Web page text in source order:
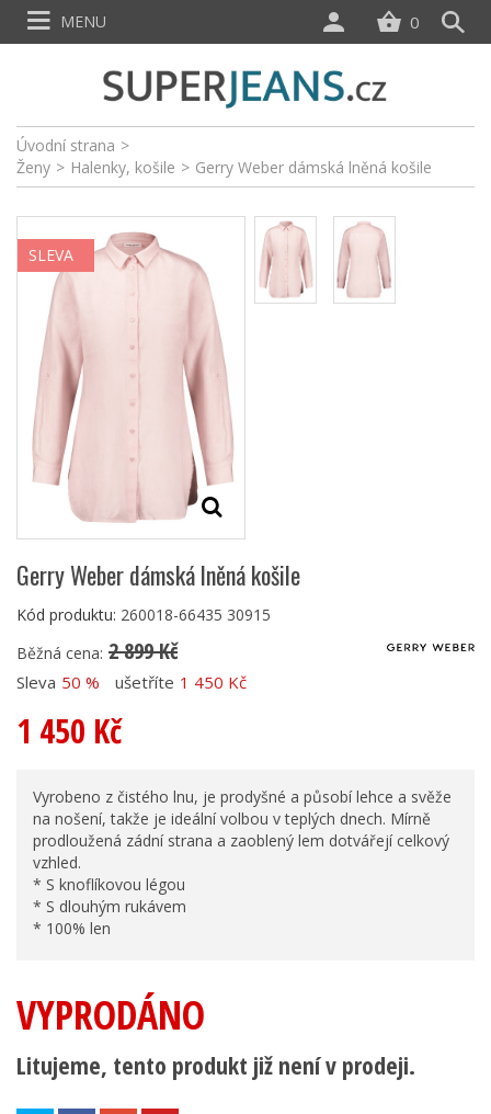
Úvodní strana >
Ženy > Halenky, košile > Gerry Weber dámská lněná košile
SLEVA
Gerry Weber dámská lněná košile
Kód produktu: 260018-66435 30915
Běžná cena: 2 899 Kč
Sleva 50 % ušetříte 1 450 Kč
1 450 Kč
Vyrobeno z čistého lnu, je prodyšné a působí lehce a svěže
na nošení, takže je ideální volbou v teplých dnech. Mírně
prodloužená zádní strana a zaoblený lem dotvářejí celkový
vzhled.
* S knoflíkovou légou
* S dlouhým rukávem
* 100% len
VYPRODÁNO
Litujeme, tento produkt již není v prodeji.
0
MENU